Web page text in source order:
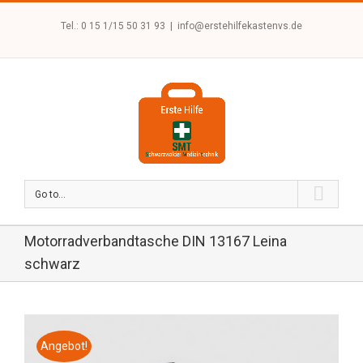
Tel.: 0 15 1/15 50 31 93 info@erstehilfekastenvs.de
Go to...
Motorradverbandtasche DIN 13167 Leina
schwarz
Angebot!